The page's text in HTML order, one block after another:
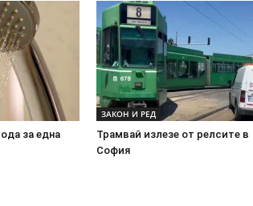
за една
ЗАКОН И РЕД
Трамвай излезе от релсите в
София